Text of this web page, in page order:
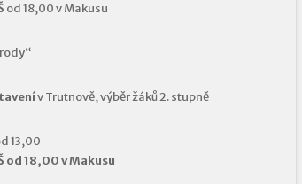
od 18,00 v Makusu
v Trutnově, výběr žáků 2. stupně
13,00
od 18,00 v Makusu